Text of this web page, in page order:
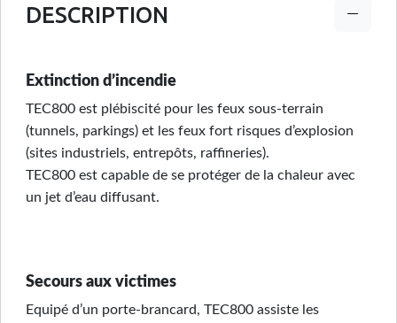
DESCRIPTION
Extinction d’incendie
TEC800 est plébiscité pour les feux sous-terrain
(tunnels, parkings) et les feux fort risques d’explosion
(sites industriels, entrepôts, raffineries).
TEC800 est capable de se protéger de la chaleur avec
un jet d’eau diffusant.
Secours aux victimes
Equipé d’un porte-brancard, TEC800 assiste les